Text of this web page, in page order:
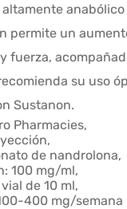
permite un
fuerza,
su uso
Sustanon.
Pharmacies,
de nandrolona,
100 mg/ml,
de 10 ml,
400 mg/semana